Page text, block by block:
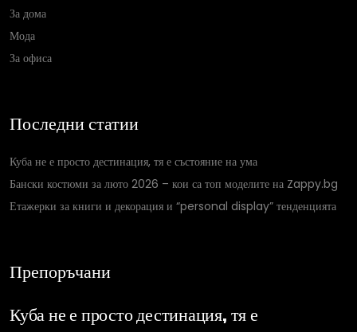
За дома
Мода
За офиса
Последни статии
Куба не е просто дестинация, тя е състояние на ума
Бански костюми за люто 2026 – кои са топ моделите на Zappy.bg
Етажерки за книги и декорация и “personal display” тенденцията
Препоръчани
Куба не е просто дестинация, тя е